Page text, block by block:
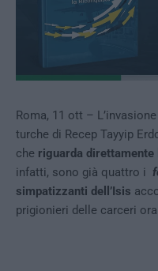
Roma, 11 ott –
turche di Recep Tayyip
che riguarda direttamente
infatti, sono già quattro i
simpatizzanti dell’Isis
prigionieri delle carceri